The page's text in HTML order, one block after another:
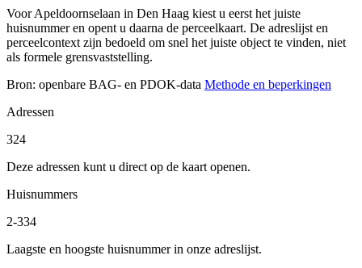
Voor Apeldoornselaan in Den Haag kiest u eerst het juiste
huisnummer en opent u daarna de perceelkaart. De adreslijst en
perceelcontext zijn bedoeld om snel het juiste object te vinden, niet
als formele grensvaststelling.
Bron: openbare BAG- en PDOK-data Methode en beperkingen
Adressen
324
Deze adressen kunt u direct op de kaart openen.
Huisnummers
2-334
Laagste en hoogste huisnummer in onze adreslijst.